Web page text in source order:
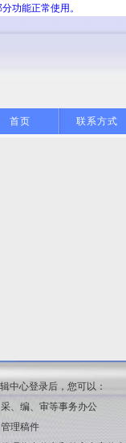
功能正常使用。
首页 联系方式
中心登录后，您可以：
采、编、审等事务办公
管理稿件